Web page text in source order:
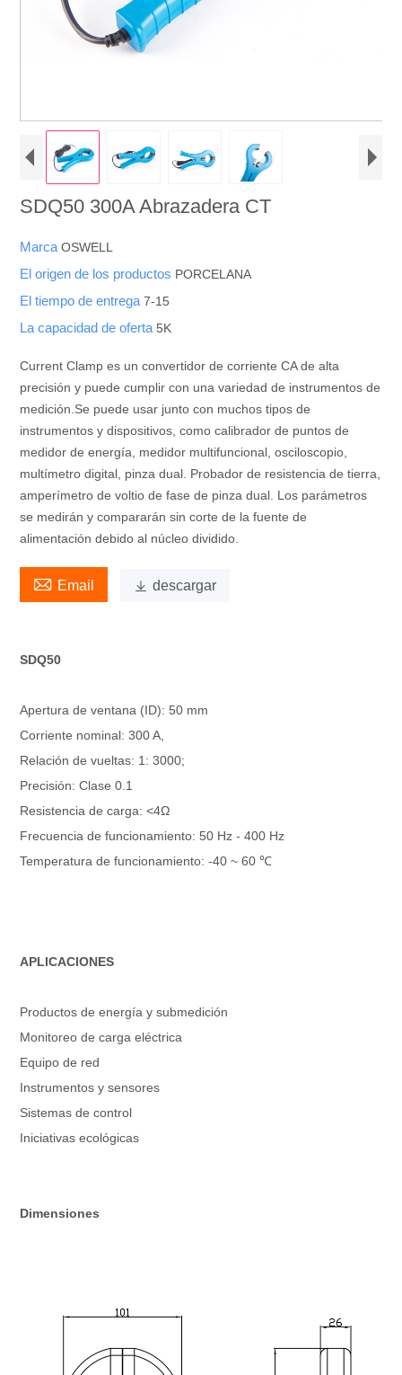
SDQ50 300A Abrazadera CT
MarcaOSWELL
El origen de los productos PORCELANA
El tiempo de entrega7-15
La capacidad de oferta5K
Current Clamp es un convertidor de corriente CA de alta
precisión y puede cumplir con una variedad de instrumentos de
medición.Se puede usar junto con muchos tipos de
instrumentos y dispositivos, como calibrador de puntos de
medidor de energía, medidor multifuncional, osciloscopio,
multímetro digital, pinza dual. Probador de resistencia de tierra,
amperímetro de voltio de fase de pinza dual. Los parámetros
se medirán y compararán sin corte de la fuente de
alimentación debido al núcleo dividido.
 Email  descargar
SDQ50
Apertura de ventana (ID): 50 mm
Corriente nominal: 300 A,
Relación de vueltas: 1: 3000;
Precisión: Clase 0.1
Resistencia de carga: <4Ω
Frecuencia de funcionamiento: 50 Hz - 400 Hz
Temperatura de funcionamiento: -40 ~ 60 ℃
APLICACIONES
Productos de energía y submedición
Monitoreo de carga eléctrica
Equipo de red
Instrumentos y sensores
Sistemas de control
Iniciativas ecológicas
Dimensiones